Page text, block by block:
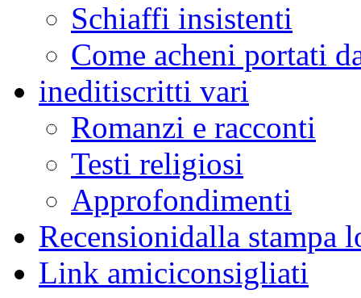
Schiaffi insistenti
Come acheni portati
ineditiscritti vari
Romanzi e racconti
Testi religiosi
Approfondimenti
Recensionidalla stampa
Link amiciconsigliati